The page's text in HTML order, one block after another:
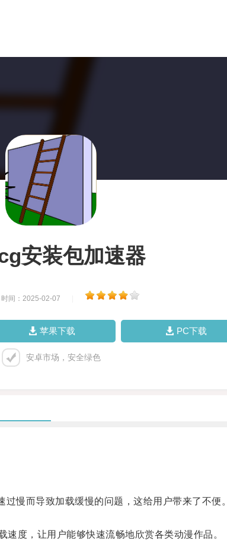
安装包加速器
时间：2025-02-07
苹果下载 PC下载
安卓市场，安全绿色
慢而导致加载缓慢的问题，这给用户带来了不便。
度，让用户能够快速流畅地欣赏各类动漫作品。